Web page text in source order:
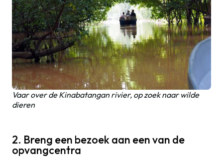
Vaar over de Kinabatangan rivier, op zoek naar wilde
dieren
2. Breng een bezoek aan een van de
opvangcentra